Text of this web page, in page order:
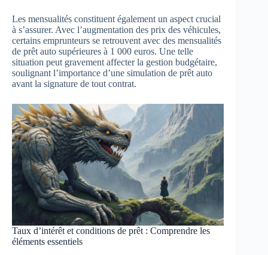
Les mensualités constituent également un aspect crucial
à s’assurer. Avec l’augmentation des prix des véhicules,
certains emprunteurs se retrouvent avec des mensualités
de prêt auto supérieures à 1 000 euros. Une telle
situation peut gravement affecter la gestion budgétaire,
soulignant l’importance d’une simulation de prêt auto
avant la signature de tout contrat.
Taux d’intérêt et conditions de prêt : Comprendre les
éléments essentiels